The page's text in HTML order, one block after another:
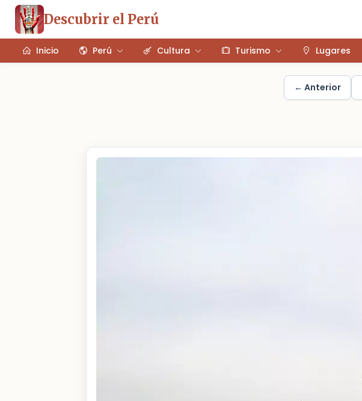
Descubrir el Perú
Inicio Perú Cultura Turismo Lugares
← Anterior